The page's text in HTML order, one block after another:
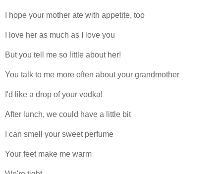
I hope your mother ate with appetite, too
I love her as much as I love you
But you tell me so little about her!
You talk to me more often about your grandmother
I'd like a drop of your vodka!
After lunch, we could have a little bit
I can smell your sweet perfume
Your feet make me warm